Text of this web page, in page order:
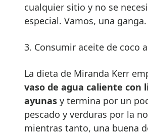
cualquier sitio y no se
especial. Vamos, una ganga.
3. Consumir aceite de coco
La dieta de Miranda Kerr
vaso de agua caliente con
ayunas y termina por un
pescado y verduras por la
mientras tanto, una buena